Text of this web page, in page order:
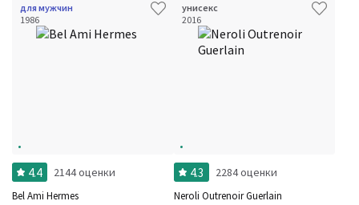
для мужчин
1986
4.4 2144 оценки
Bel Ami Hermes
унисекс
2016
4.3 2284 оценки
Neroli Outrenoir Guerlain